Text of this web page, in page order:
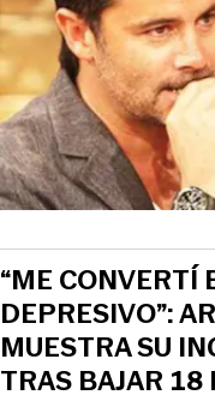
“ME CONVERTÍ
DEPRESIVO”:
MUESTRA SU
TRAS BAJAR 18